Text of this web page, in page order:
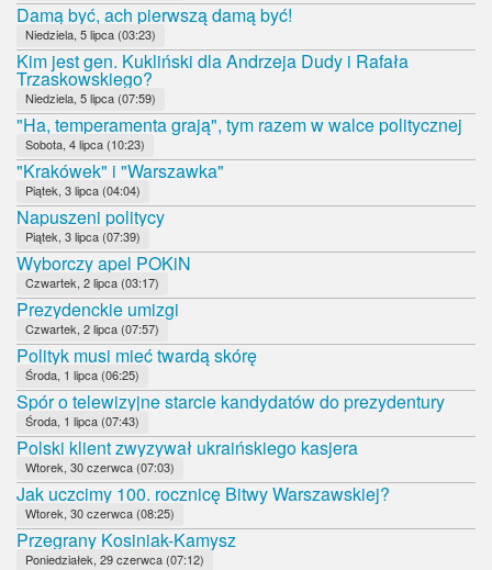
Damą być, ach pierwszą damą być!
Niedziela, 5 lipca (03:23)
Kim jest gen. Kukliński dla Andrzeja Dudy i Rafała
Trzaskowskiego?
Niedziela, 5 lipca (07:59)
"Ha, temperamenta grają", tym razem w walce politycznej
Sobota, 4 lipca (10:23)
"Krakówek" i "Warszawka"
Piątek, 3 lipca (04:04)
Napuszeni politycy
Piątek, 3 lipca (07:39)
Wyborczy apel POKiN
Czwartek, 2 lipca (03:17)
Prezydenckie umizgi
Czwartek, 2 lipca (07:57)
Polityk musi mieć twardą skórę
Środa, 1 lipca (06:25)
Spór o telewizyjne starcie kandydatów do prezydentury
Środa, 1 lipca (07:43)
Polski klient zwyzywał ukraińskiego kasjera
Wtorek, 30 czerwca (07:03)
Jak uczcimy 100. rocznicę Bitwy Warszawskiej?
Wtorek, 30 czerwca (08:25)
Przegrany Kosiniak-Kamysz
Poniedziałek, 29 czerwca (07:12)